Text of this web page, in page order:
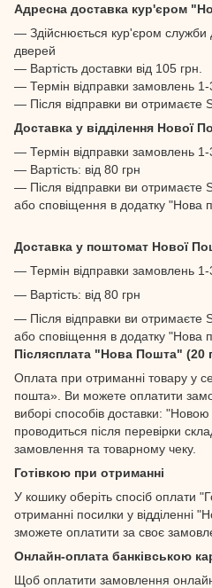
Адресна доставка кур'єром
— Здійснюється кур'єром
дверей
— Вартість доставки від 105 грн.
— Термін відправки замовлень 1-
— Після відправки ви отримаєте
Доставка у відділення Нової
— Термін відправки замовлень 1-
— Вартість: від 80 грн
— Після відправки ви отримаєте
або сповіщення в додатку "Нова
Доставка у поштомат Нової
— Термін відправки замовлень 1-
— Вартість: від 80 грн
— Після відправки ви отримаєте
або сповіщення в додатку "Нова
Післясплата "Нова Пошта" (20
Оплата при отриманні товару у
пошта». Ви можете оплатити
виборі способів доставки:
проводиться після перевірки
замовлення та товарному чеку.
Готівкою при отриманні
У кошику оберіть спосіб оплати
отриманні посилки у відділенні
зможете оплатити за своє
Онлайн-оплата банківською
Щоб оплатити замовлення